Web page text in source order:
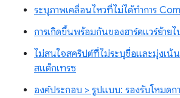
ระบุภาพเคลื่อนไหวที่ไม่ได้ทำการ
การเกิดขึ้นพร้อมกันของฮาร์ดแวร์ย้ายไ
ไม่สนใจสคริปต์ที่ไม่ระบุชื่อและมุ่งเ
สแต็กเทรซ
องค์ประกอบ > รูปแบบ: รองรับโหมด